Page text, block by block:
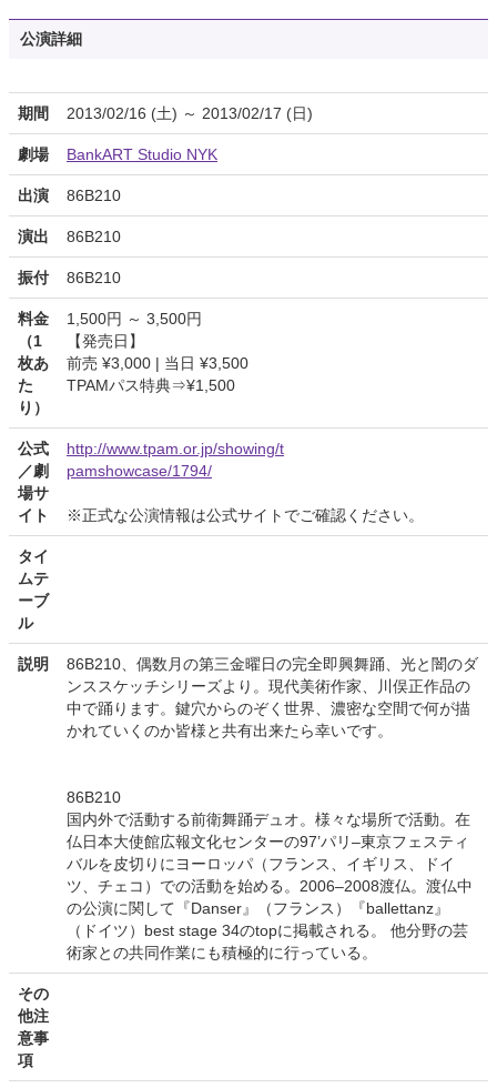
公演詳細
期間 2013/02/16 (土) ～ 2013/02/17 (日)
劇場 BankART Studio NYK
出演 86B210
演出 86B210
振付 86B210
料金
（1
枚あ
た
り）
1,500円 ～ 3,500円
【発売日】
前売 ¥3,000 | 当日 ¥3,500
TPAMパス特典⇒¥1,500
公式
／劇
場サ
イト
http://www.tpam.or.jp/showing/t
pamshowcase/1794/
※正式な公演情報は公式サイトでご確認ください。
タイ
ムテ
ーブ
ル
説明
86B210、偶数月の第三金曜日の完全即興舞踊、光と闇のダ
ンススケッチシリーズより。現代美術作家、川俣正作品の
中で踊ります。鍵穴からのぞく世界、濃密な空間で何が描
かれていくのか皆様と共有出来たら幸いです。
86B210
国内外で活動する前衛舞踊デュオ。様々な場所で活動。在
仏日本大使館広報文化センターの97’パリ–東京フェスティ
バルを皮切りにヨーロッパ（フランス、イギリス、ドイ
ツ、チェコ）での活動を始める。2006–2008渡仏。渡仏中
の公演に関して『Danser』（フランス）『ballettanz』
（ドイツ）best stage 34のtopに掲載される。 他分野の芸
術家との共同作業にも積極的に行っている。
その
他注
意事
項